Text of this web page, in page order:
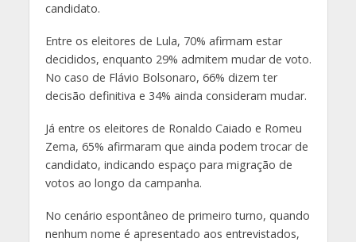
candidato.
Entre os eleitores de Lula, 70% afirmam estar
decididos, enquanto 29% admitem mudar de voto.
No caso de Flávio Bolsonaro, 66% dizem ter
decisão definitiva e 34% ainda consideram mudar.
Já entre os eleitores de Ronaldo Caiado e Romeu
Zema, 65% afirmaram que ainda podem trocar de
candidato, indicando espaço para migração de
votos ao longo da campanha.
No cenário espontâneo de primeiro turno, quando
nenhum nome é apresentado aos entrevistados,